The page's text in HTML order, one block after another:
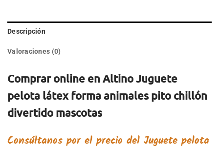
Descripción
Valoraciones (0)
Comprar online en Altino Juguete
pelota látex forma animales pito chillón
divertido mascotas
Consúltanos por el precio del Juguete pelota